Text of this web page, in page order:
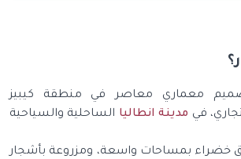
معماري معاصر في منطقة كيبيز
في مدينة انطاليا الساحلية والسياحية
خضراء بمساحات واسعة، ومزروعة بأشجار